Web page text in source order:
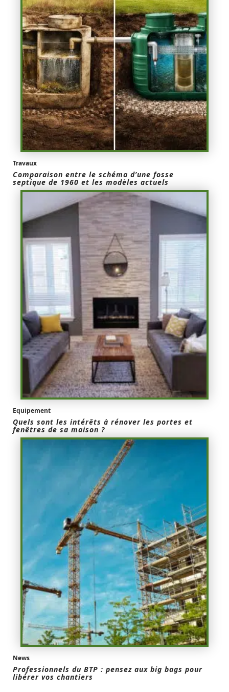
Travaux
Comparaison entre le schéma d’une fosse
septique de 1960 et les modèles actuels
Equipement
Quels sont les intérêts à rénover les portes et
fenêtres de sa maison ?
News
Professionnels du BTP : pensez aux big bags pour
libérer vos chantiers